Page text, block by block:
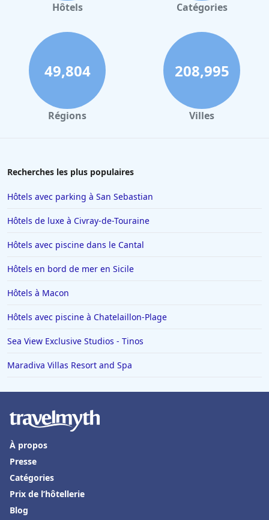
Hôtels Catégories
49,804
Régions
208,995
Villes
Recherches les plus populaires
Hôtels avec parking à San Sebastian
Hôtels de luxe à Civray-de-Touraine
Hôtels avec piscine dans le Cantal
Hôtels en bord de mer en Sicile
Hôtels à Macon
Hôtels avec piscine à Chatelaillon-Plage
Sea View Exclusive Studios - Tinos
Maradiva Villas Resort and Spa
À propos
Presse
Catégories
Prix de l’hôtellerie
Blog